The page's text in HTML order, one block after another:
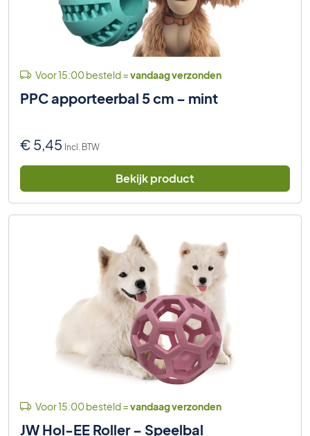
Voor 15:00 besteld =vandaag verzonden
PPC apporteerbal 5 cm – mint
€ 5,45 Incl. BTW
Bekijk product
Voor 15:00 besteld =vandaag verzonden
JW Hol-EE Roller – Speelbal